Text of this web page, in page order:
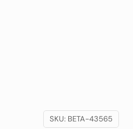
SKU: BETA-43565